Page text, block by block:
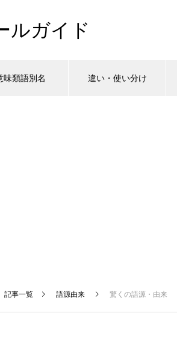
ルガイド
味類語別名 違い・使い分け
記事一覧 語源由来 驚くの語源・由来